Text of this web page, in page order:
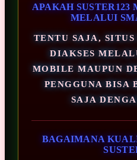
APAKAH SUSTER123
MELALUI
TENTU SAJA, SITUS
DIAKSES
MOBILE MAUPUN
PENGGUNA BISA
SAJA
BAGAIMANA